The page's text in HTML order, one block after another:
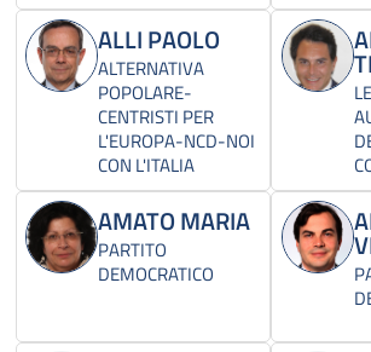
ALLI PAOLO
ALTERNATIVA
POPOLARE-
CENTRISTI PER
L'EUROPA-NCD-NOI
CON L'ITALIA
AMATO MARIA
PARTITO
DEMOCRATICO